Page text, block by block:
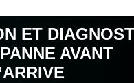
ET
AVANT